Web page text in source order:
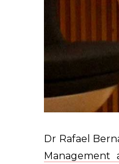
Dr Rafael
Management